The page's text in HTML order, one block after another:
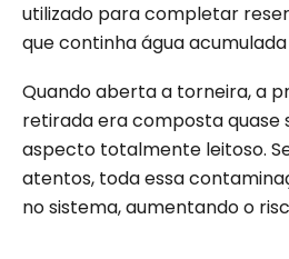
utilizado para completar
que continha água
Quando aberta a torneira, a
retirada era composta quase
aspecto totalmente leitoso.
atentos, toda essa
no sistema, aumentando o